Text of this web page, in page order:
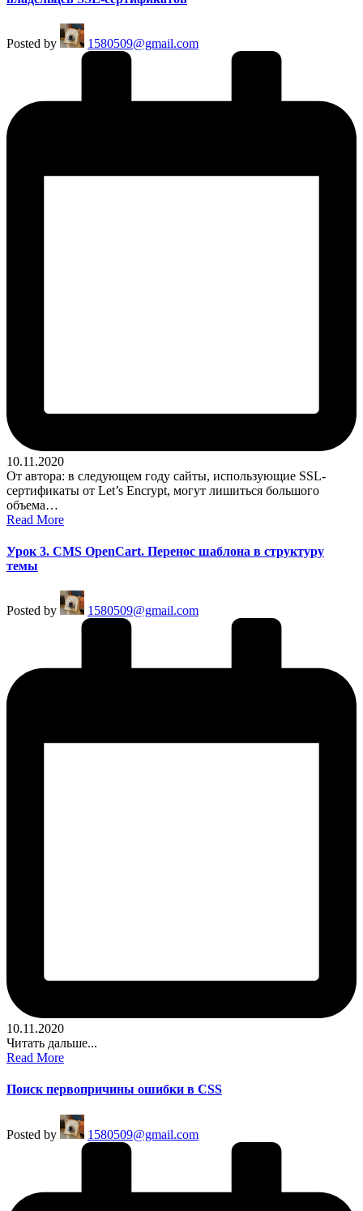
Posted by 1580509@gmail.com
10.11.2020
От автора: в следующем году сайты, использующие SSL-
сертификаты от Let’s Encrypt, могут лишиться большого
объема…
Read More
Урок 3. CMS OpenCart. Перенос шаблона в структуру
темы
Posted by 1580509@gmail.com
10.11.2020
Читать дальше...
Read More
Поиск первопричины ошибки в CSS
Posted by 1580509@gmail.com